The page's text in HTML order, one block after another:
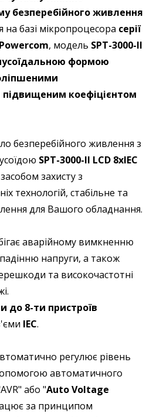
безперебійного живлення
базі мікропроцесора серії
Powercom, модель SPT-3000-II
формою
підвищеним коефіцієнтом
безперебійного живлення з
SPT-3000-II LCD 8хIEC
захисту з
технологій, стабільне та
для Вашого обладнання.
аварійному вимкненню
напруги, а також
та високочастотні
до 8-ти пристроїв
IEC.
регулює рівень
автоматичного
або "Auto Voltage
за принципом